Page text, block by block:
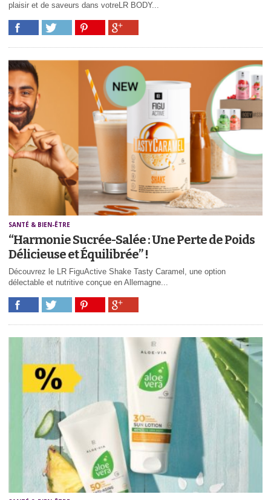
plaisir et de saveurs dans votreLR BODY...
SANTÉ & BIEN-ÊTRE
“Harmonie Sucrée-Salée : Une Perte de Poids
Délicieuse et Équilibrée” !
Découvrez le LR FiguActive Shake Tasty Caramel, une option
délectable et nutritive conçue en Allemagne...